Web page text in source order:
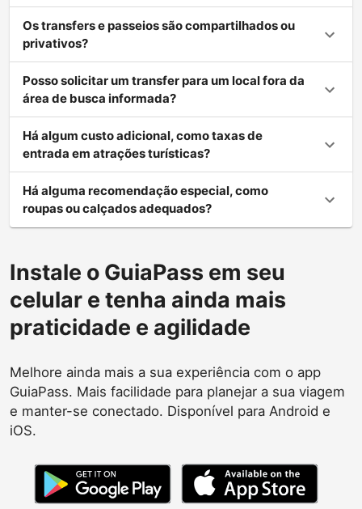
Os transfers e passeios são compartilhados ou
privativos?
Posso solicitar um transfer para um local fora da
área de busca informada?
Há algum custo adicional, como taxas de
entrada em atrações turísticas?
Há alguma recomendação especial, como
roupas ou calçados adequados?
Instale o GuiaPass em seu
celular e tenha ainda mais
praticidade e agilidade
Melhore ainda mais a sua experiência com o app
GuiaPass. Mais facilidade para planejar a sua viagem
e manter-se conectado. Disponível para Android e
iOS.